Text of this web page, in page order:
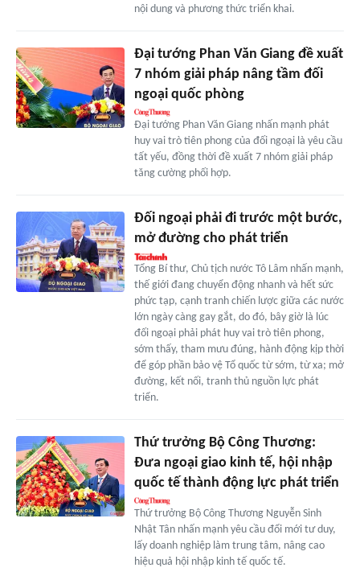
nội dung và phương thức triển khai.
Đại tướng Phan Văn Giang đề xuất
7 nhóm giải pháp nâng tầm đối
ngoại quốc phòng
Đại tướng Phan Văn Giang nhấn mạnh phát
huy vai trò tiên phong của đối ngoại là yêu cầu
tất yếu, đồng thời đề xuất 7 nhóm giải pháp
tăng cường phối hợp.
Đối ngoại phải đi trước một bước,
mở đường cho phát triển
Tổng Bí thư, Chủ tịch nước Tô Lâm nhấn mạnh,
thế giới đang chuyển động nhanh và hết sức
phức tạp, cạnh tranh chiến lược giữa các nước
lớn ngày càng gay gắt, do đó, bây giờ là lúc
đối ngoại phải phát huy vai trò tiên phong,
sớm thấy, tham mưu đúng, hành động kịp thời
để góp phần bảo vệ Tổ quốc từ sớm, từ xa; mở
đường, kết nối, tranh thủ nguồn lực phát
triển.
Thứ trưởng Bộ Công Thương:
Đưa ngoại giao kinh tế, hội nhập
quốc tế thành động lực phát triển
Thứ trưởng Bộ Công Thương Nguyễn Sinh
Nhật Tân nhấn mạnh yêu cầu đổi mới tư duy,
lấy doanh nghiệp làm trung tâm, nâng cao
hiệu quả hội nhập kinh tế quốc tế.